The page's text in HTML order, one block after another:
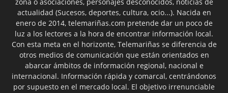
actualidad (Sucesos, deportes, cultura, ocio...). Nacida en
enero de 2014, telemariñas.com pretende dar un poco de
luz a los lectores a la hora de encontrar información local.
Con esta meta en el horizonte, Telemariñas se diferencia de
otros medios de comunicación que están orientados en
abarcar ámbitos de información regional, nacional e
internacional. Información rápida y comarcal, centrándonos
por supuesto en el mercado local. El objetivo irrenunciable